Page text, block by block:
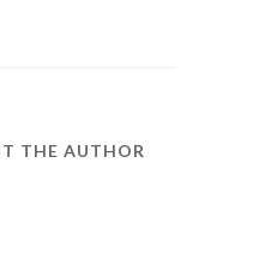
THE AUTHOR